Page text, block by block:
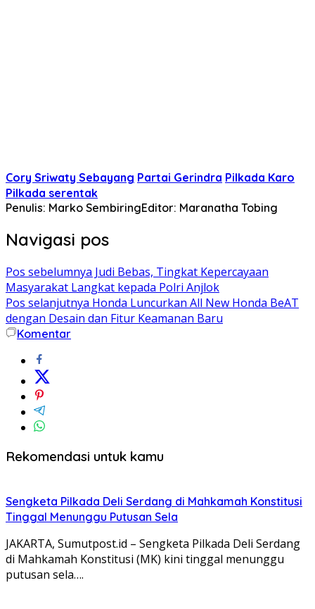
Cory Sriwaty Sebayang Partai Gerindra Pilkada Karo
Pilkada serentak
Penulis: Marko SembiringEditor: Maranatha Tobing
Navigasi pos
Pos sebelumnya Judi Bebas, Tingkat Kepercayaan
Masyarakat Langkat kepada Polri Anjlok
Pos selanjutnya Honda Luncurkan All New Honda BeAT
dengan Desain dan Fitur Keamanan Baru
Komentar
Rekomendasi untuk kamu
Sengketa Pilkada Deli Serdang di Mahkamah Konstitusi
Tinggal Menunggu Putusan Sela
JAKARTA, Sumutpost.id – Sengketa Pilkada Deli Serdang
di Mahkamah Konstitusi (MK) kini tinggal menunggu
putusan sela….